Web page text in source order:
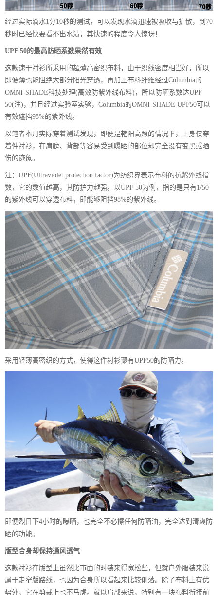
经过实际滴水1分10秒的测试，可以发现水滴迅速被吸收与扩散，到70
秒时已经快要看不出水渍，其快速的程度令人惊讶！
UPF 50的最高防晒系数果然有效
这款速干衬衫所采用的超薄高密织布料，由于织线密度相当好，所以
即便薄也能阻绝大部分阳光穿透，再加上布料纤维经过Columbia的
OMNI-SHADE科技处理(高效防紫外线布料)，所以防晒系数达UPF
50(注)，并且经过实验室实验，Columbia的OMNI-SHADE UPF50可以
有效遮挡98%的紫外线。
以笔者本月实际穿着测试发现，即便是艳阳高照的情况下，上身仅穿
着件衬衫，在肩膀、背部等容易受到曝晒的部位却完全没有变黑或晒
伤的迹象。
注：UPF(Ultraviolet protection factor)为纺织界表示布料的抗紫外线指
数，它的数值越高，其防护力越强。以UPF 50为例，指的是只有1/50
的紫外线可以穿透布料，即能够阻挡98%的紫外线。
采用轻薄高密织的方式，使得这件衬衫聚有UPF50的防晒力。
即便烈日下4小时的曝晒，也完全不必擦任何防晒油，完全达到清爽防
晒的功能。
版型合身却保持通风透气
这款衬衫在版型上虽然比市面的时装来得宽松些，但就户外服装来说
属于走窄版路线，也因为合身所以看起来比较俐落。除了布料上有优
势外，它在剪裁上也不马虎。就以肩部来说，特别有一块布料衔接前